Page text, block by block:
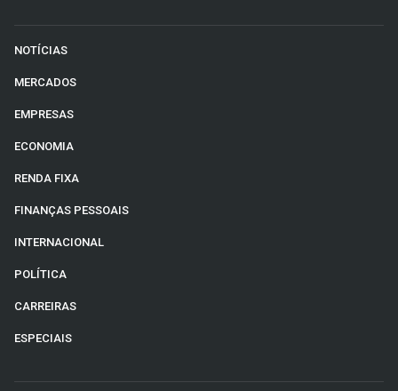
NOTÍCIAS
MERCADOS
EMPRESAS
ECONOMIA
RENDA FIXA
FINANÇAS PESSOAIS
INTERNACIONAL
POLÍTICA
CARREIRAS
ESPECIAIS